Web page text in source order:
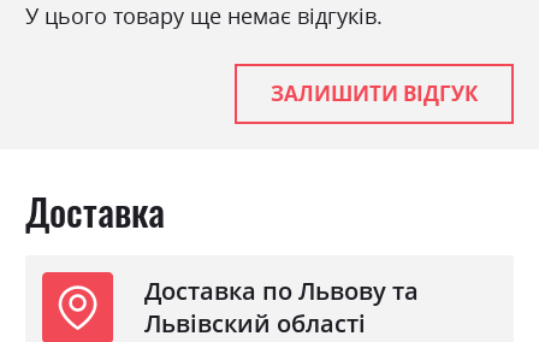
У цього товару ще немає відгуків.
ЗАЛИШИТИ ВІДГУК
Доставка
Доставка по Львову та
Львівский області